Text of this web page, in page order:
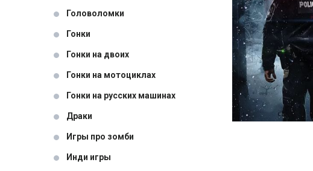
Головоломки
Гонки
Гонки на двоих
Гонки на мотоциклах
Гонки на русских машинах
Драки
Игры про зомби
Инди игры